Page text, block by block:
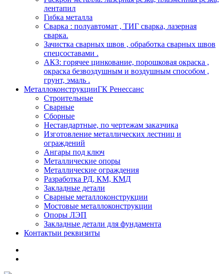
лентапил
Гибка металла
Сварка : полуавтомат , ТИГ сварка, лазерная
сварка.
Зачистка сварных швов , обработка сварных швов
спецсоставами .
АКЗ: горячее цинкование, порошковая окраска ,
окраска безвоздушным и воздушным способом ,
грунт, эмаль .
МеталлоконструкцииГК Ренессанс
Строительные
Сварные
Сборные
Нестандартные, по чертежам заказчика
Изготовление металлических лестниц и
ограждений
Ангары под ключ
Металлические опоры
Металлические ограждения
Разработка РД, КМ, КМД
Закладные детали
Сварные металлоконструкции
Мостовые металлоконструкции
Опоры ЛЭП
Закладные детали для фундамента
Контактыи реквизиты